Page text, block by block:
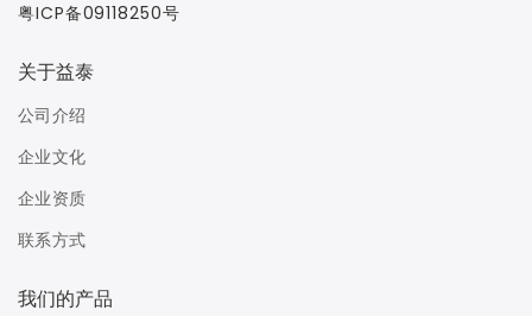
粤ICP备09118250号
关于益泰
公司介绍
企业文化
企业资质
联系方式
我们的产品